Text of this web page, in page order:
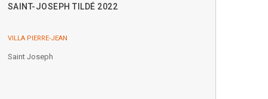
SAINT-JOSEPH TILDÉ 2022
VILLA PIERRE-JEAN
Saint Joseph